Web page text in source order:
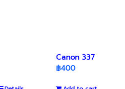
Canon 337
฿400